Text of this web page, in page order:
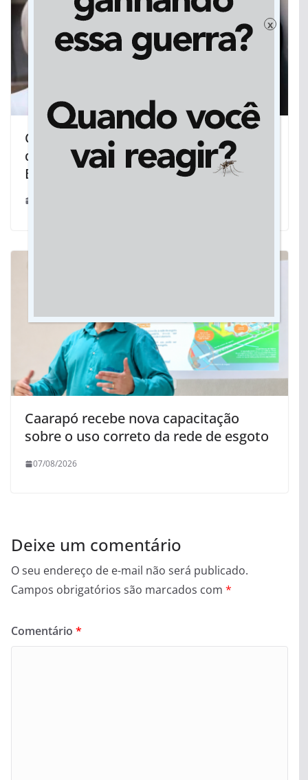
Cassems alerta sobre vírus Influenza
que ainda causa surtos em cidades do
Brasil
Caarapó recebe nova capacitação
sobre o uso correto da rede de esgoto
07/08/2026
Deixe um comentário
O seu endereço de e-mail não será publicado.
Campos obrigatórios são marcados com *
Comentário *
x